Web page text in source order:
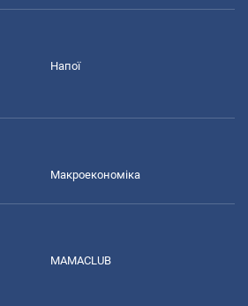
Напої
Макроекономіка
MAMACLUB